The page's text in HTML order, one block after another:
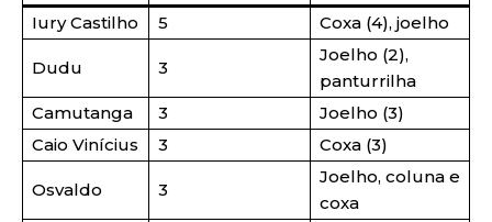
Iury Castilho
5 Coxa (4), joelho
Dudu 3
Joelho (2),
panturrilha
Camutanga
3
Joelho (3)
Caio Vinícius
3 Coxa (3)
Osvaldo 3
Joelho, coluna e
coxa